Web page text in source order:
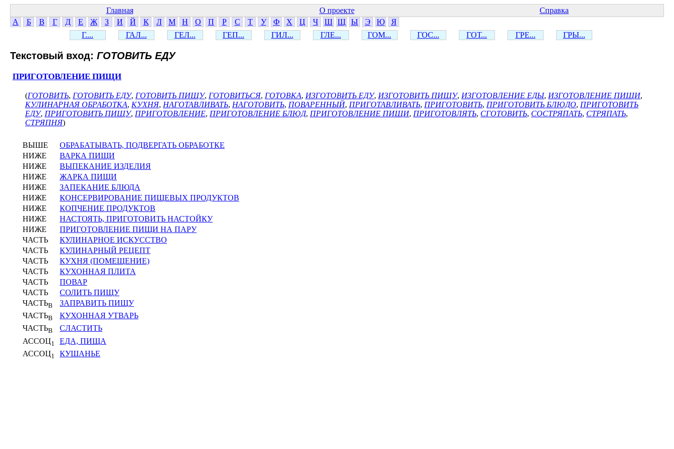
Главная О проекте
Справка
А
Б В Г Д Е Ж З И Й К Л М Н О П Р С Т У Ф Х Ц Ч Ш Щ Ы Э Ю
Я
Г....
ГАЛ... ГЕЛ... ГЕП... ГИЛ... ГЛЕ... ГОМ... ГОС... ГОТ... ГРЕ... ГРЫ...
Текстовый вход: ГОТОВИТЬ ЕДУ
ПРИГОТОВЛЕНИЕ ПИЩИ
(ГОТОВИТЬ, ГОТОВИТЬ ЕДУ, ГОТОВИТЬ ПИЩУ, ГОТОВИТЬСЯ, ГОТОВКА, ИЗГОТОВИТЬ ЕДУ, ИЗГОТОВИТЬ ПИЩУ, ИЗГОТОВЛЕНИЕ ЕДЫ, ИЗГОТОВЛЕНИЕ ПИЩИ,
КУЛИНАРНАЯ ОБРАБОТКА, КУХНЯ, НАГОТАВЛИВАТЬ, НАГОТОВИТЬ, ПОВАРЕННЫЙ, ПРИГОТАВЛИВАТЬ, ПРИГОТОВИТЬ, ПРИГОТОВИТЬ БЛЮДО, ПРИГОТОВИТЬ
ЕДУ, ПРИГОТОВИТЬ ПИЩУ, ПРИГОТОВЛЕНИЕ, ПРИГОТОВЛЕНИЕ БЛЮД, ПРИГОТОВЛЕНИЕ ПИЩИ, ПРИГОТОВЛЯТЬ, СГОТОВИТЬ, СОСТРЯПАТЬ, СТРЯПАТЬ,
СТРЯПНЯ)
ВЫШЕ
ОБРАБАТЫВАТЬ, ПОДВЕРГАТЬ ОБРАБОТКЕ
НИЖЕ
ВАРКА ПИЩИ
НИЖЕ
ВЫПЕКАНИЕ ИЗДЕЛИЯ
НИЖЕ
ЖАРКА ПИЩИ
НИЖЕ
ЗАПЕКАНИЕ БЛЮДА
НИЖЕ
КОНСЕРВИРОВАНИЕ ПИЩЕВЫХ ПРОДУКТОВ
НИЖЕ
КОПЧЕНИЕ ПРОДУКТОВ
НИЖЕ
НАСТОЯТЬ, ПРИГОТОВИТЬ НАСТОЙКУ
НИЖЕ
ПРИГОТОВЛЕНИЕ ПИЩИ НА ПАРУ
ЧАСТЬ
КУЛИНАРНОЕ ИСКУССТВО
ЧАСТЬ
КУЛИНАРНЫЙ РЕЦЕПТ
ЧАСТЬ
КУХНЯ (ПОМЕЩЕНИЕ)
ЧАСТЬ
КУХОННАЯ ПЛИТА
ЧАСТЬ
ПОВАР
ЧАСТЬ
СОЛИТЬ ПИЩУ
ЧАСТЬВ
ЗАПРАВИТЬ ПИЩУ
ЧАСТЬВ
КУХОННАЯ УТВАРЬ
ЧАСТЬВ
СЛАСТИТЬ
АССОЦ1
ЕДА, ПИЩА
АССОЦ1 КУШАНЬЕ